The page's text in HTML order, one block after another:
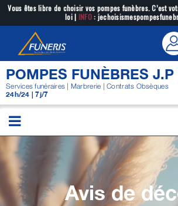
Passer
contenu
Vous êtes libre de choisir vos pompes funèbres. C’est
loi | INFO:
POMPES FUNÈBRES
Services funéraires | Marbrerie | Contrats Obsèques
24h/24 | 7j/7
Avis de